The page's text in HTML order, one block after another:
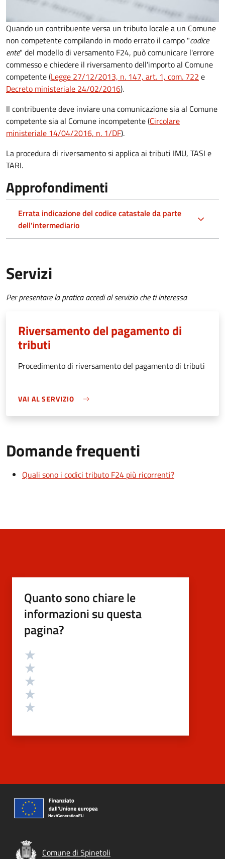
Quando un contribuente versa un tributo locale a un Comune
non competente compilando in modo errato il campo "codice
ente" del modello di versamento F24, può comunicare l'errore
commesso e chiedere il riversamento dell'importo al Comune
competente (Legge 27/12/2013, n. 147, art. 1, com. 722 e
Decreto ministeriale 24/02/2016).
Il contribuente deve inviare una comunicazione sia al Comune
competente sia al Comune incompetente (Circolare
ministeriale 14/04/2016, n. 1/DF).
La procedura di riversamento si applica ai tributi IMU, TASI e
TARI.
Approfondimenti
Errata indicazione del codice catastale da parte
dell'intermediario
Servizi
Per presentare la pratica accedi al servizio che ti interessa
Riversamento del pagamento di
tributi
Procedimento di riversamento del pagamento di tributi
VAI AL SERVIZIO
Domande frequenti
Quali sono i codici tributo F24 più ricorrenti?
Quanto sono chiare le
informazioni su questa
pagina?
Valutazione
Comune di Spinetoli